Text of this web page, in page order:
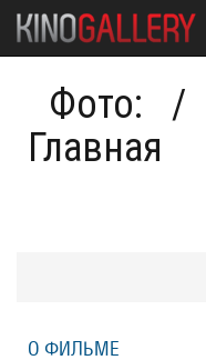
Фото:
Главная
/
О ФИЛЬМЕ